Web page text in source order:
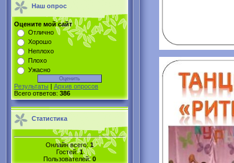
Наш опрос
Оцените мой сайт
Отлично
Хорошо
Неплохо
Плохо
Ужасно
Результаты | Архив опросов
Всего ответов: 386
Статистика
Онлайн всего: 1
Гостей:1
Пользователей:0